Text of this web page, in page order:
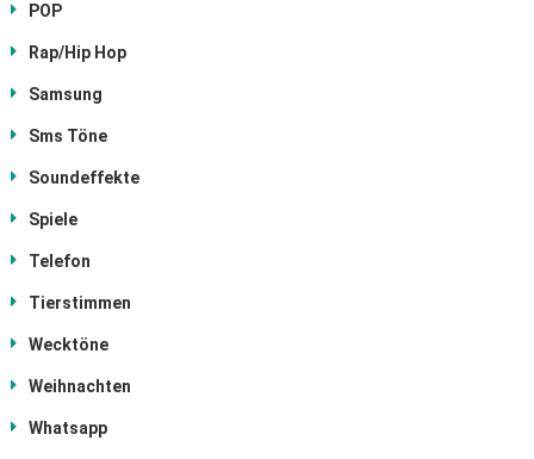
POP
Rap/Hip Hop
Samsung
Sms Töne
Soundeffekte
Spiele
Telefon
Tierstimmen
Wecktöne
Weihnachten
Whatsapp